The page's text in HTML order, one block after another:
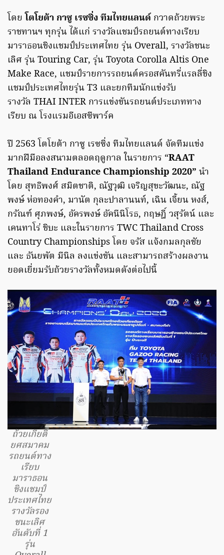
โดยโตโยต้า กาซู เรซซิ่ง ทีมไทยแลนด์ กวาดถ้วยพระ
ราชทานฯ ทุกรุ่น ได้แก่ รางวัลแชมป์รถยนต์ทางเรียบ
มาราธอนชิงแชมป์ประเทศไทย รุ่น Overall, รางวัลชนะ
เลิศ รุ่น Touring Car, รุ่น Toyota Corolla Altis One
Make Race, แชมป์รายการรถยนต์ครอสคันทรี่แรลลี่ชิง
แชมป์ประเทศไทยรุ่น T3 และยกทีมนักแข่งรับ
รางวัล THAI INTER การแข่งขันรถยนต์ประเภททาง
เรียบ ณ โรงแรมอีเอสซีพาร์ค
ปี 2563 โตโยต้า กาซู เรซซิ่ง ทีมไทยแลนด์ จัดทีมแข่ง
มากฝีมือลงสนามตลอดฤดูกาล ในรายการ “RAAT
Thailand Endurance Championship 2020” นำ
โดย สุทธิพงศ์ สมิตชาติ, ณัฐวุฒิ เจริญสุขะวัฒนะ, ณัฐ
พงษ์ ห่อทองคำ, มานัต กุละปาลานนท์, เฉิน เจี้ยน หงส์,
กรัณฑ์ ศุภพงษ์, อัครพงษ์ อัคนีนิโรธ, กฤษฎิ์ วสุรัตน์ และ
เคนทาโร่ ชิบะ และในรายการ TWC Thailand Cross
Country Championships โดย จรัส แจ้งกมลกุลชัย
และ ธันยพัต มีนิล ลงแข่งขัน และสามารถสร้างผลงาน
ยอดเยี่ยมรับถ้วยรางวัลทั้งหมดดังต่อไปนี้
ถ้วยเกียติ
ยศสมาคม
รถยนต์ทาง
เรียบ
มาราธอน
ชิงแชมป์
ประเทศไทย
รางวัลรอง
ชนะเลิศ
อันดับที่ 1
รุ่น